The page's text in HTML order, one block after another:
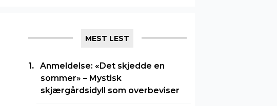
MEST LEST
Anmeldelse: «Det skjedde en
sommer» – Mystisk
skjærgårdsidyll som overbeviser